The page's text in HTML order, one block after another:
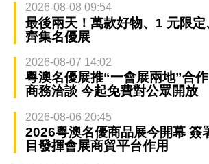
2026-08-08 09:54
最後兩天！萬款好物、1 元限
齊集名優展
2026-08-07 14:02
粵澳名優展推“一會展兩地”合
商務洽談 今起免費對公眾開放
2026-08-06 20:45
2026粵澳名優商品展今開幕 簽
目發揮會展商貿平台作用